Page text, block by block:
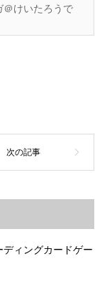
けいたろうで
ディングカードゲー